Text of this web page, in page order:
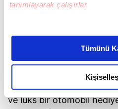
tanımlayarak çalışırlar.
Bu çerezlere izin vermeniz
daha iyi reklam deneyimi
amacımızın size daha iyi bir
olduğunu ve sizlere en iyi
elimizden gelen çabayı
reklamların maliyetlerimizi
Tümünü
Ayrıca Yıldırımer'e daha
ve lüks bir otomobil